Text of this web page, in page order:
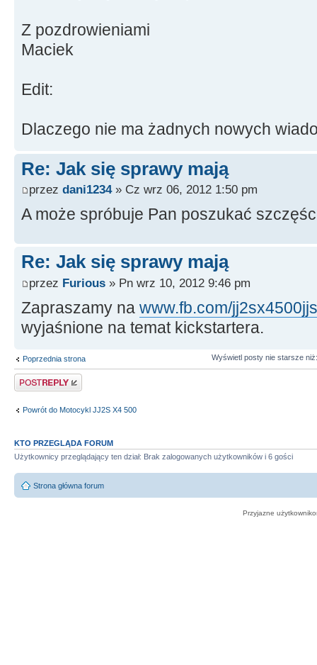
Z pozdrowieniami
Maciek
Edit:
Dlaczego nie ma żadnych nowych
Re: Jak się sprawy mają
przez dani1234» Cz wrz 06, 2012 1:50 pm
A może spróbuje Pan poszukać
Re: Jak się sprawy mają
przez Furious » Pn wrz 10, 2012 9:46 pm
Zapraszamy na www.fb.com/
wyjaśnione na temat kickstartera.
Poprzednia strona Wyświetl posty nie starsze
Odpowiedz
Powrót do Motocykl JJ2S X4 500
KTO PRZEGLĄDA FORUM
Użytkownicy przeglądający ten dział: Brak zalogowanych użytkowników i 6 gości
Strona główna forum
Przyjazne